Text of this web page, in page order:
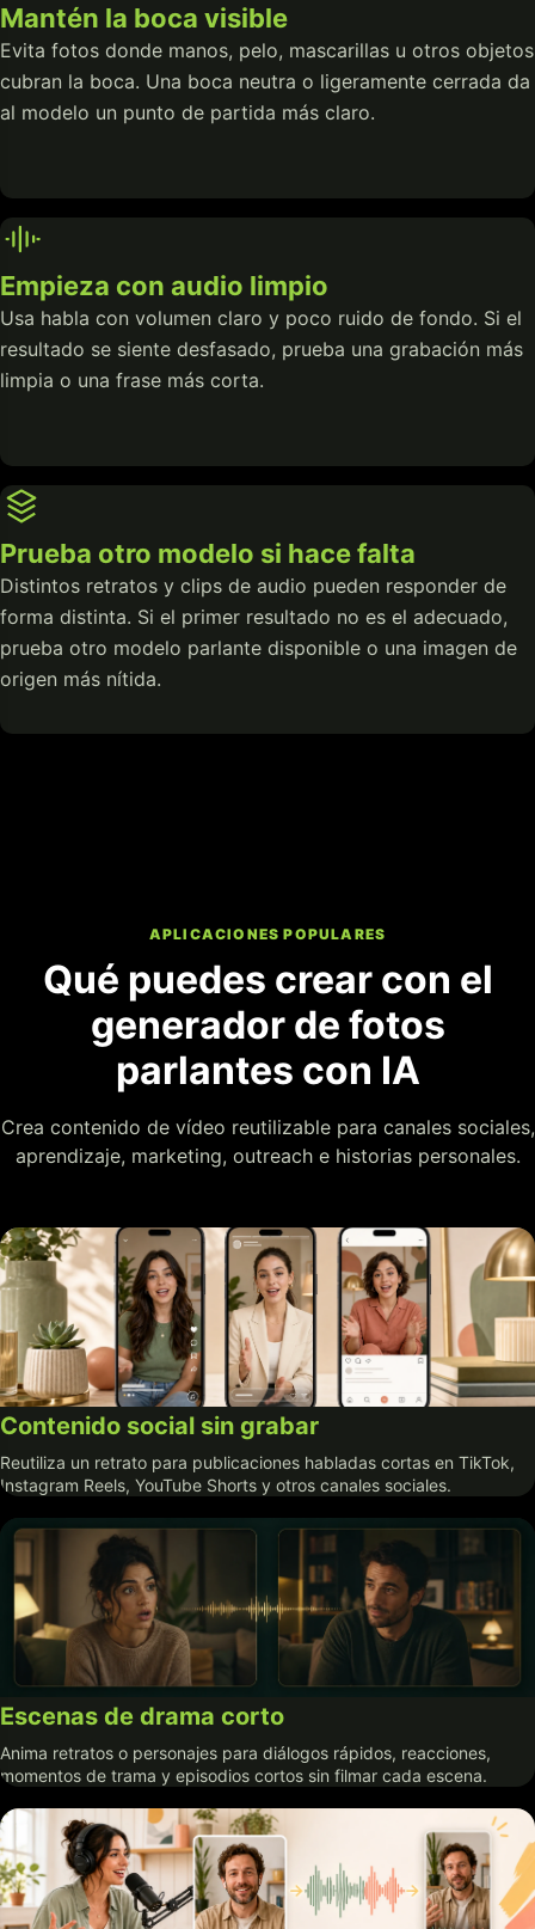
Mantén la boca visible
Evita fotos donde manos, pelo, mascarillas u otros objetos
cubran la boca. Una boca neutra o ligeramente cerrada da
al modelo un punto de partida más claro.
Empieza con audio limpio
Usa habla con volumen claro y poco ruido de fondo. Si el
resultado se siente desfasado, prueba una grabación más
limpia o una frase más corta.
Prueba otro modelo si hace falta
Distintos retratos y clips de audio pueden responder de
forma distinta. Si el primer resultado no es el adecuado,
prueba otro modelo parlante disponible o una imagen de
origen más nítida.
APLICACIONES POPULARES
Qué puedes crear con el
generador de fotos
parlantes con IA
Crea contenido de vídeo reutilizable para canales sociales,
aprendizaje, marketing, outreach e historias personales.
Contenido social sin grabar
Reutiliza un retrato para publicaciones habladas cortas en TikTok,
Instagram Reels, YouTube Shorts y otros canales sociales.
Escenas de drama corto
Anima retratos o personajes para diálogos rápidos, reacciones,
momentos de trama y episodios cortos sin filmar cada escena.